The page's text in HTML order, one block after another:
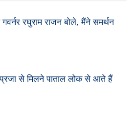
रघुराम राजन बोले, मैंने समर्थन
प्रजा से मिलने पाताल लोक से आते हैं